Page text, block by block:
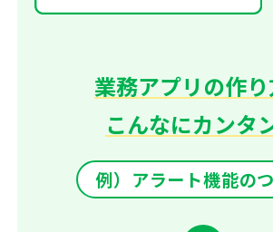
業務アプリの作
こんなにカンタ
例）アラート機能の